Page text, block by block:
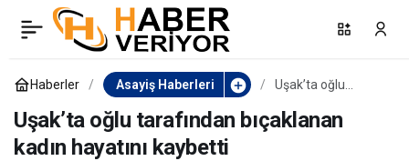
Haberler Asayiş Haberleri
Uşak’ta oğlu
bıçaklanan kadın
hayatını kaybetti
Uşak’ta oğlu tarafından bıçaklanan
kadın hayatını kaybetti
“Kızlara neden
bakıyorsun” diyerek
bıçakladı: 1 yaralı
Paylaş